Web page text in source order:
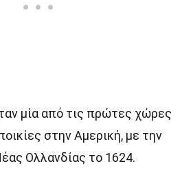
μία από τις πρώτες χώρες
στην Αμερική, με την
Ολλανδίας το 1624.